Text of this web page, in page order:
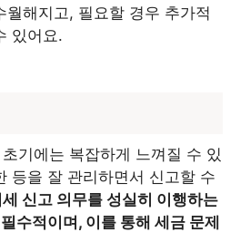
월해지고, 필요할 경우 추가적
있어요.
기에는 복잡하게 느껴질 수 있
등을 잘 관리하면서 신고할 수
신고 의무를 성실히 이행하는
수적이며, 이를 통해 세금 문제